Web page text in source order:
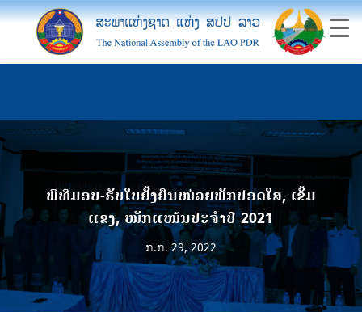
ພິທີມອບ-ຮັບໃບຢັ້ງຢືນໜ່ວຍພັກປອດໃສ, ເຂັ້ມ
ແຂງ, ໜັກແໜ້ນປະຈຳປີ 2021
ກ.ກ. 29, 2022